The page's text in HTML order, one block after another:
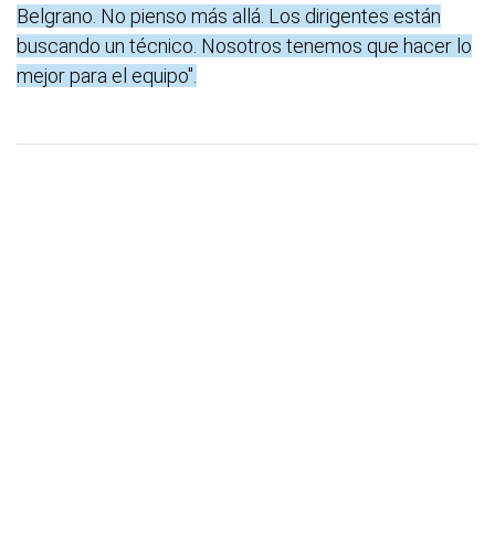
Belgrano. No pienso más allá. Los dirigentes están
buscando un técnico. Nosotros tenemos que hacer lo
mejor para el equipo".